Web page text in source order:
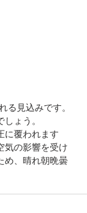
る見込みです。
ょう。
に覆われます
気の影響を受け
め、晴れ朝晩曇